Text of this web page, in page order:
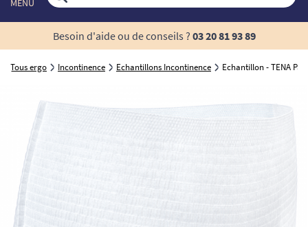
MENU
Besoin d'aide ou de conseils ? 03 20 81 93 89
Tous ergo Incontinence Echantillons Incontinence Echantillon - TENA